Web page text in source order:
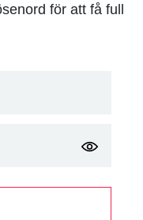
för att få full